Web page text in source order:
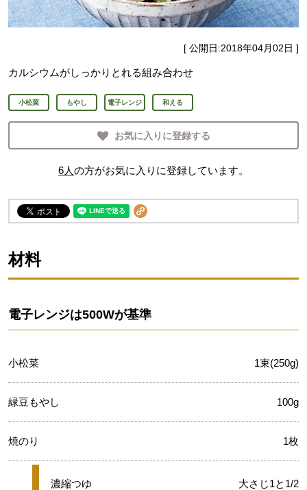
[ 公開日:2018年04月02日 ]
カルシウムがしっかりとれる組み合わせ
小松菜 もやし 電子レンジ 和える
お気に入りに登録する
6人の方がお気に入りに登録しています。
材料
電子レンジは500Wが基準
小松菜 1束(250g)
緑豆もやし 100g
焼のり 1枚
★
濃縮つゆ 大さじ1と1/2